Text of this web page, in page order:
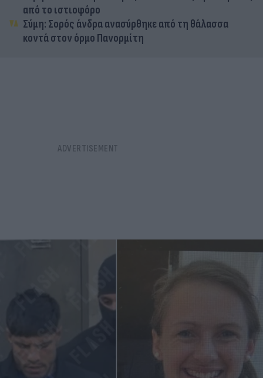
από το ιστιοφόρο
Σύμη: Σορός άνδρα ανασύρθηκε από τη θάλασσα
κοντά στον όρμο Πανορμίτη